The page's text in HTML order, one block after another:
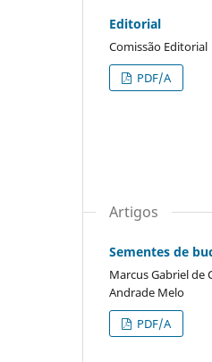
Editorial
Comissão Editorial
PDF/A
Artigos
Sementes de
Marcus Gabriel de
Andrade Melo
PDF/A